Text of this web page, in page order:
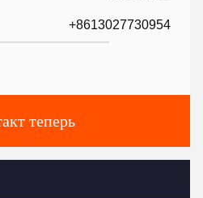
+8613027730954
теперь